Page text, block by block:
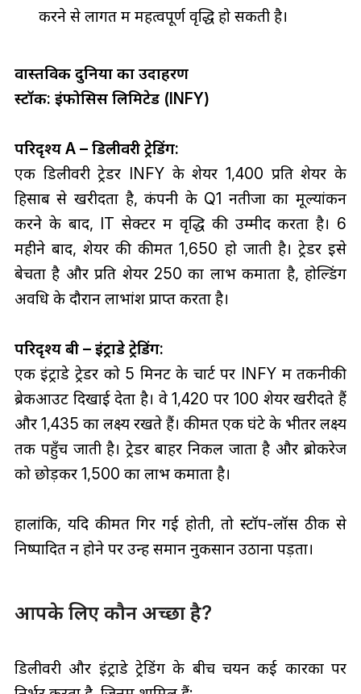
करने से लागत में महत्वपूर्ण वृद्धि हो सकती है।
वास्तविक दुनिया का उदाहरण
स्टॉक: इंफोसिस लिमिटेड (INFY)
परिदृश्य A – डिलीवरी ट्रेडिंग:
एक डिलीवरी ट्रेडर INFY के शेयर ₹1,400 प्रति शेयर के
हिसाब से खरीदता है, कंपनी के Q1 नतीजों का मूल्यांकन
करने के बाद, IT सेक्टर में वृद्धि की उम्मीद करता है। 6
महीने बाद, शेयर की कीमत ₹1,650 हो जाती है। ट्रेडर इसे
बेचता है और प्रति शेयर ₹250 का लाभ कमाता है, होल्डिंग
अवधि के दौरान लाभांश प्राप्त करता है।
परिदृश्य बी – इंट्राडे ट्रेडिंग:
एक इंट्राडे ट्रेडर को 5 मिनट के चार्ट पर INFY में तकनीकी
ब्रेकआउट दिखाई देता है। वे ₹1,420 पर 100 शेयर खरीदते हैं
और ₹1,435 का लक्ष्य रखते हैं। कीमत एक घंटे के भीतर लक्ष्य
तक पहुँच जाती है। ट्रेडर बाहर निकल जाता है और ब्रोकरेज
को छोड़कर ₹1,500 का लाभ कमाता है।
हालांकि, यदि कीमत गिर गई होती, तो स्टॉप-लॉस ठीक से
निष्पादित न होने पर उन्हें समान नुकसान उठाना पड़ता।
आपके लिए कौन अच्छा है?
डिलीवरी और इंट्राडे ट्रेडिंग के बीच चयन कई कारकों पर